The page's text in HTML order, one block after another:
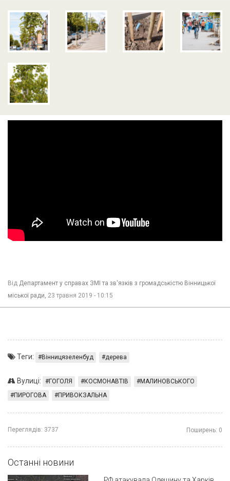
Від Департамент у справах ЗМІ та зв'язків з громадськістю Вінницької
міської ради, 23 травня 2019 - 10:15
Теги: Вінницязеленбуд дерева
Вулиці: ГОГОЛЯ КОСМОНАВТІВ
МАЛИНОВСЬКОГО
ПИРОГОВА
ПРИВОКЗАЛЬНА
Переглядів: 3737 Поширень: 0
Останні новини